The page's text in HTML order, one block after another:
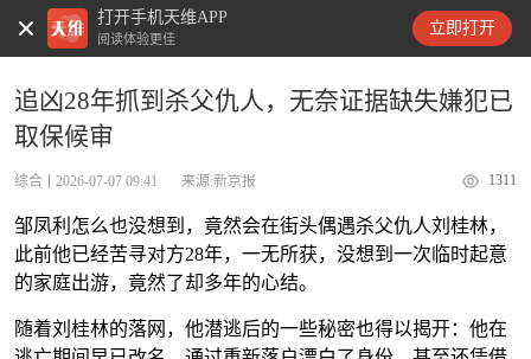
打开手机天维APP
阅读体验更佳
立即打开
天维新闻
追凶28年抓到杀父仇人，无奈证据缺失嫌犯已
取保候审
综合 2026-07-07 09:41 来源:新京报 1311
邹凤利怎么也没想到，竟然会在街头偶遇杀父仇人刘桂林，
此前他已经苦寻对方28年，一无所获，没想到一次临时起意
的家庭出游，竟然了却多年的心结。
随着刘桂林的落网，他潜逃后的一些秘密也得以揭开：他在